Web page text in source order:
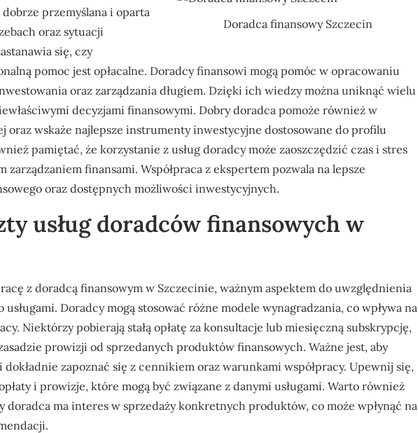
Doradca finansowy Szczecin
przemyślana i oparta
oraz sytuacji
się, czy
pomoc jest opłacalne. Doradcy finansowi mogą pomóc w opracowaniu
oraz zarządzania długiem. Dzięki ich wiedzy można uniknąć wielu
decyzjami finansowymi. Dobry doradca pomoże również w
oraz wskaże najlepsze instrumenty inwestycyjne dostosowane do profilu
pamiętać, że korzystanie z usług doradcy może zaoszczędzić czas i stres
zarządzaniem finansami. Współpraca z ekspertem pozwala na lepsze
oraz dostępnych możliwości inwestycyjnych.
usług doradców finansowych w
z doradcą finansowym w Szczecinie, ważnym aspektem do uwzględnienia
usługami. Doradcy mogą stosować różne modele wynagradzania, co wpływa na
Niektórzy pobierają stałą opłatę za konsultacje lub miesięczną subskrypcję,
prowizji od sprzedanych produktów finansowych. Ważne jest, aby
zapoznać się z cennikiem oraz warunkami współpracy. Upewnij się,
i prowizje, które mogą być związane z danymi usługami. Warto również
doradca ma interes w sprzedaży konkretnych produktów, co może wpłynąć na